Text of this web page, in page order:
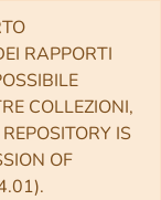
RAPPORTI
COLLEZIONI,
IS
OF